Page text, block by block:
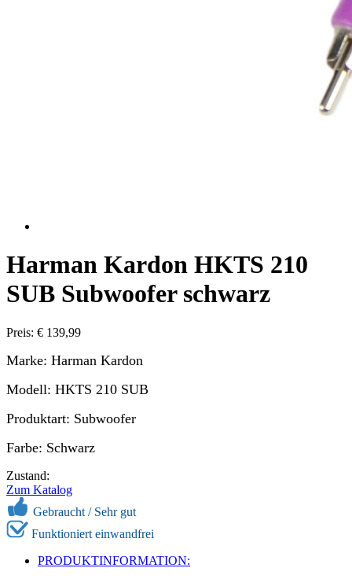
Harman Kardon HKTS 210
SUB Subwoofer schwarz
Preis: € 139,99
Marke: Harman Kardon
Modell: HKTS 210 SUB
Produktart: Subwoofer
Farbe: Schwarz
Zustand:
Zum Katalog
Gebraucht / Sehr gut
Funktioniert einwandfrei
PRODUKTINFORMATION: